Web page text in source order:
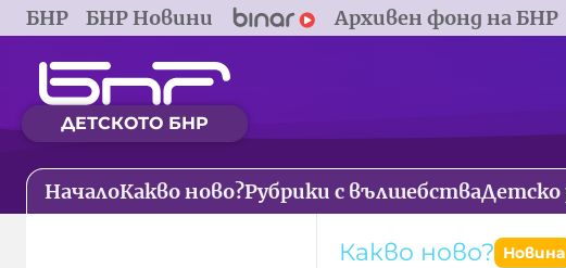
БНР БНР Новини Архивен фонд на БНР
ДЕТСКОТО БНР
НачалоКакво ново?Рубрики с вълшебстваДетско
Какво ново? Новина